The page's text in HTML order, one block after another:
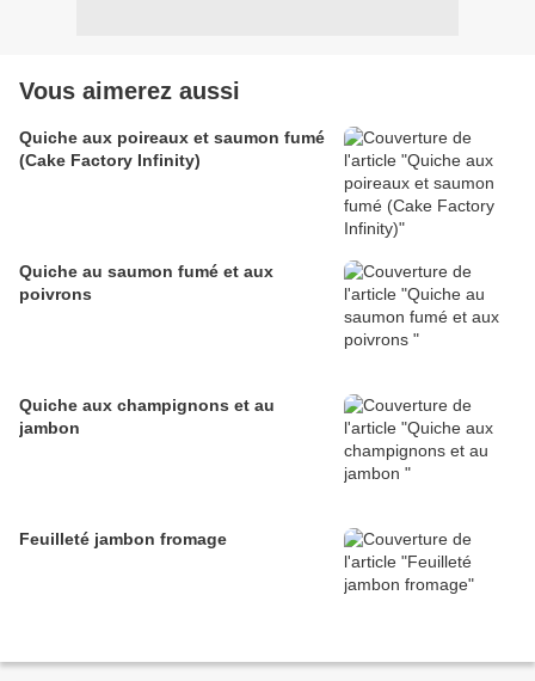
Vous aimerez aussi
Quiche aux poireaux et saumon fumé
(Cake Factory Infinity)
Quiche au saumon fumé et aux
poivrons
Quiche aux champignons et au
jambon
Feuilleté jambon fromage